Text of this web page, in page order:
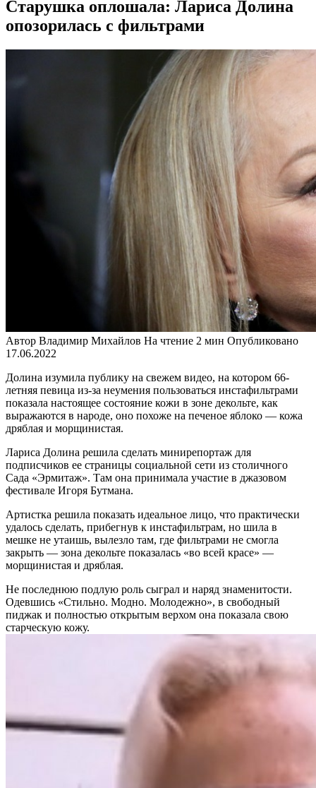
Старушка оплошала: Лариса Долина
опозорилась с фильтрами
Автор Владимир Михайлов На чтение 2 мин Опубликовано
17.06.2022
Долина изумила публику на свежем видео, на котором 66-
летняя певица из-за неумения пользоваться инстафильтрами
показала настоящее состояние кожи в зоне декольте, как
выражаются в народе, оно похоже на печеное яблоко — кожа
дряблая и морщинистая.
Лариса Долина решила сделать минирепортаж для
подписчиков ее страницы социальной сети из столичного
Сада «Эрмитаж». Там она принимала участие в джазовом
фестивале Игоря Бутмана.
Артистка решила показать идеальное лицо, что практически
удалось сделать, прибегнув к инстафильтрам, но шила в
мешке не утаишь, вылезло там, где фильтрами не смогла
закрыть — зона декольте показалась «во всей красе» —
морщинистая и дряблая.
Не последнюю подлую роль сыграл и наряд знаменитости.
Одевшись «Стильно. Модно. Молодежно», в свободный
пиджак и полностью открытым верхом она показала свою
старческую кожу.